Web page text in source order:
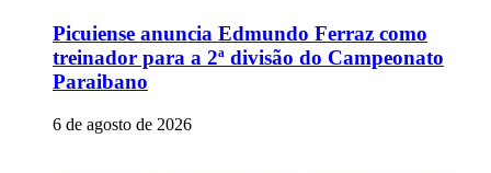
Picuiense anuncia Edmundo Ferraz como
treinador para a 2ª divisão do Campeonato
Paraibano
6 de agosto de 2026